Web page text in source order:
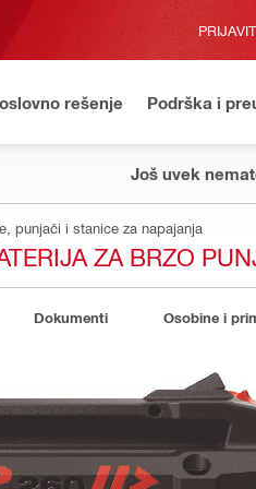
rešenje Podrška i
Još uvek
punjači i stanice za napajanja
ZA BRZO
Dokumenti Osobine i